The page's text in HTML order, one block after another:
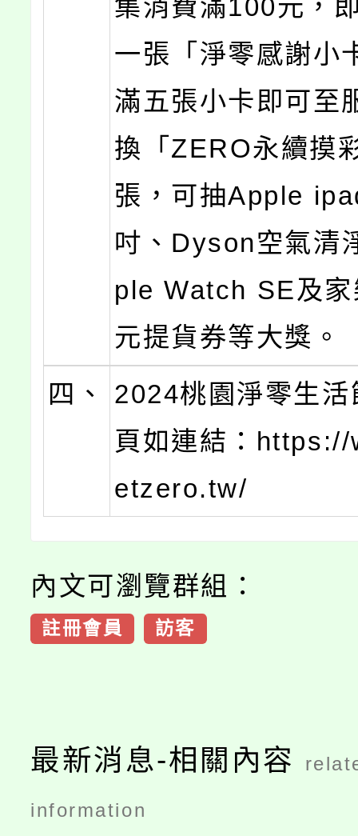
集消費滿100元，
一張「淨零感謝小
滿五張小卡即可至
換「ZERO永續摸
張，可抽Apple
吋、Dyson空氣清
ple Watch SE及
元提貨券等大獎。
四、
2024桃園淨零生活
頁如連結：
etzero.tw/
內文可瀏覽群組：
註冊會員 訪客
最新消息-相關內容
information